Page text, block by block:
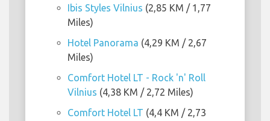
Ibis Styles Vilnius (2,85 KM / 1,77
Miles)
Hotel Panorama (4,29 KM / 2,67
Miles)
Comfort Hotel LT - Rock 'n' Roll
Vilnius (4,38 KM / 2,72 Miles)
Comfort Hotel LT (4,4 KM / 2,73